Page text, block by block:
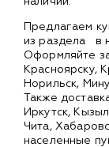
Предлагаем
из раздела
в
Оформляйте
Красноярску,
Норильск,
Также
Иркутск,
Чита,
населенные